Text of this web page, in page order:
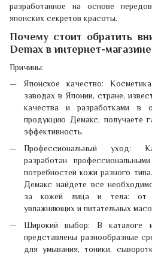
разработанное на основе
японских секретов красоты.
Почему стоит обратить
Demax в интернет-
Причины:
Японское качество:
заводах в Японии, стране,
качества и разработками в
продукцию Демакс, получаете
эффективность.
Профессиональный уход:
разработан
потребностей кожи разного
Демакс найдете все
за кожей лица и тела: от
увлажняющих и питательных
Широкий выбор: В каталоге
представлены разнообразные
для умывания, тоники,